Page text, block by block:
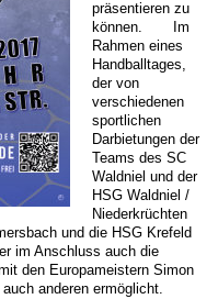
präsentieren zu
können. Im
Rahmen eines
Handballtages,
der von
verschiedenen
sportlichen
Darbietungen der
Teams des SC
Waldniel und der
HSG Waldniel /
Niederkrüchten
und die HSG Krefeld
im Anschluss auch die
den Europameistern Simon
anderen ermöglicht.